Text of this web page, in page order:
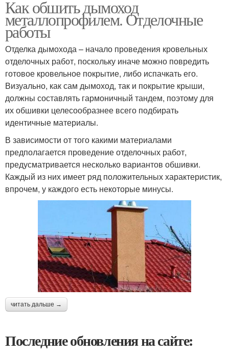
Как обшить дымоход
металлопрофилем. Отделочные
работы
Отделка дымохода – начало проведения кровельных
отделочных работ, поскольку иначе можно повредить
готовое кровельное покрытие, либо испачкать его.
Визуально, как сам дымоход, так и покрытие крыши,
должны составлять гармоничный тандем, поэтому для
их обшивки целесообразнее всего подбирать
идентичные материалы.
В зависимости от того какими материалами
предполагается проведение отделочных работ,
предусматривается несколько вариантов обшивки.
Каждый из них имеет ряд положительных характеристик,
впрочем, у каждого есть некоторые минусы.
читать дальше →
Последние обновления на сайте: